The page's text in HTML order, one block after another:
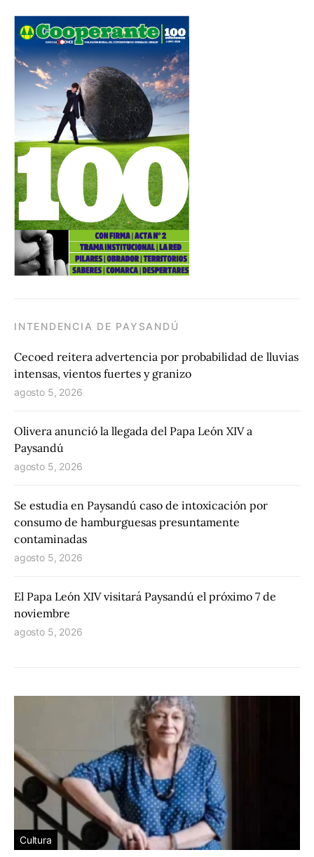
INTENDENCIA DE PAYSANDÚ
Cecoed reitera advertencia por probabilidad de lluvias
intensas, vientos fuertes y granizo
agosto 5, 2026
Olivera anunció la llegada del Papa León XIV a
Paysandú
agosto 5, 2026
Se estudia en Paysandú caso de intoxicación por
consumo de hamburguesas presuntamente
contaminadas
agosto 5, 2026
El Papa León XIV visitará Paysandú el próximo 7 de
noviembre
agosto 5, 2026
Cultura